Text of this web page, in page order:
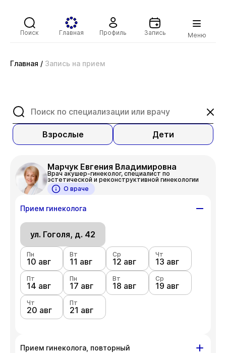
Поиск Главная Профиль Запись Меню
Главная / Запись на прием
Взрослые Дети
Марчук Евгения Владимировна
Врач акушер-гинеколог, специалист по
эстетической и реконструктивной гинекологии
О враче
Прием гинеколога
ул. Гоголя, д. 42
Пн
10 авг
Вт
11 авг
Ср
12 авг
Чт
13 авг
Пт
14 авг
Пн
17 авг
Вт
18 авг
Ср
19 авг
Чт
20 авг
Пт
21 авг
Прием гинеколога, повторный